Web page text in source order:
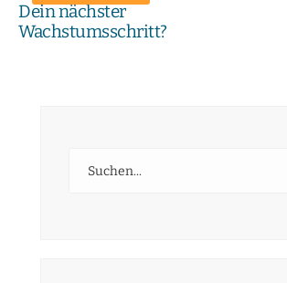
Dein nächster
Wachstumsschritt?